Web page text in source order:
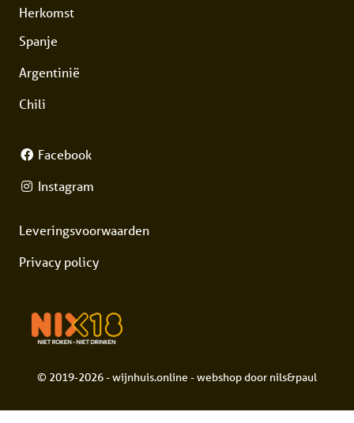
Herkomst
Spanje
Argentinië
Chili
Facebook
Instagram
Leveringsvoorwaarden
Privacy policy
© 2019-2026 - wijnhuis.online - webshop door nils&paul